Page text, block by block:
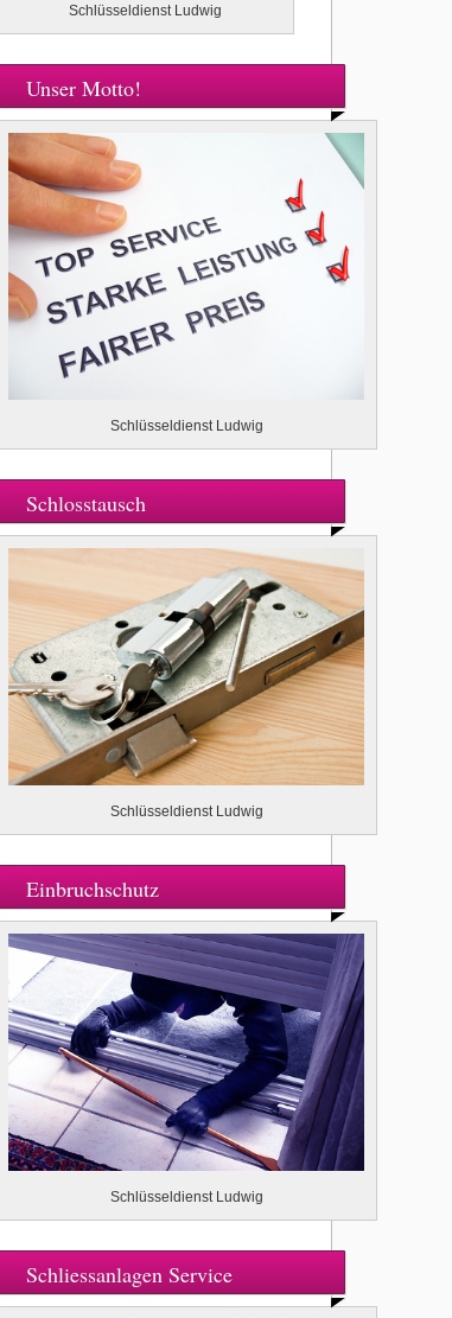
Schlüsseldienst Ludwig
Unser Motto!
Schlüsseldienst Ludwig
Schlosstausch
Schlüsseldienst Ludwig
Einbruchschutz
Schlüsseldienst Ludwig
Schliessanlagen Service